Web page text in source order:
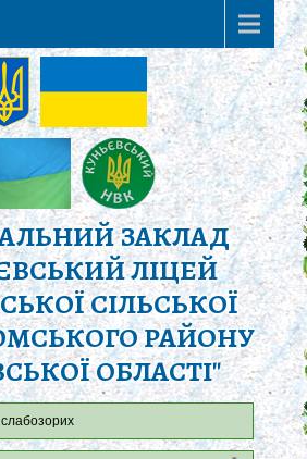
ЗАКЛАД
ЛІЦЕЙ
СІЛЬСЬКОЇ
РАЙОНУ
ОБЛАСТІ"